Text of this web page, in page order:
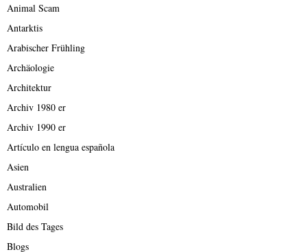
Animal Scam
Antarktis
Arabischer Frühling
Archäologie
Architektur
Archiv 1980 er
Archiv 1990 er
Artículo en lengua española
Asien
Australien
Automobil
Bild des Tages
Blogs